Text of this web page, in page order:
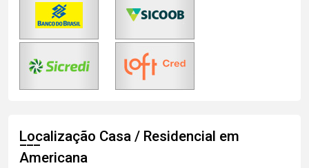
Localização Casa / Residencial em
Americana